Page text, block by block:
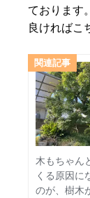
ております。
良ければこ